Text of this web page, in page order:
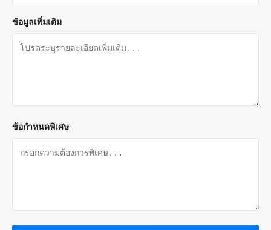
ข้อมูลเพิ่มเติม
ข้อกำหนดพิเศษ